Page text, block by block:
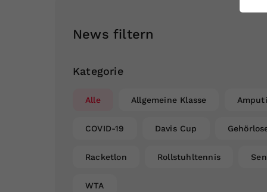
News filtern
Kategorie
Alle Allgemeine Klasse
COVID-19 Davis Cup
Racketlon Rollstuhltennis
WTA